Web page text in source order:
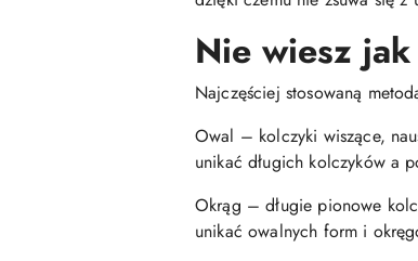
Nie wiesz
Najczęściej stosowaną
Owal – kolczyki wiszące,
unikać długich kolczyków a
Okrąg – długie pionowe
unikać owalnych form i